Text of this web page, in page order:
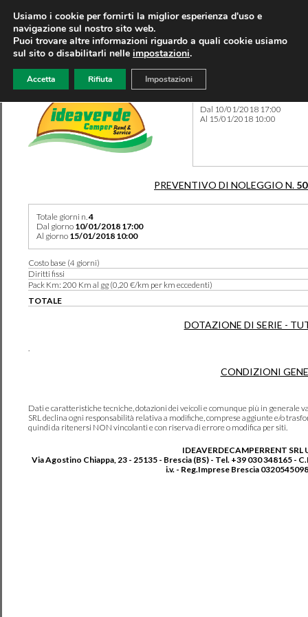
Dal 10/01/2018 17:00
Al 15/01/2018 10:00
PREVENTIVO DI NOLEGGIO N.
Totale giorni n.4
Dal giorno 10/01/2018 17:00
Al giorno 15/01/2018 10:00
Costo base (4 giorni)
Diritti fissi
Pack Km: 200 Km al gg (0,20 €/km per km eccedenti)
TOTALE
DOTAZIONE DI SERIE -
.
CONDIZIONI
Dati e caratteristiche tecniche, dotazioni dei veicoli e comunque più in generale
SRL declina ogni responsabilità relativa a modifiche, comprese aggiunte e/o
quindi da ritenersi NON vincolanti e con riserva di errore o modifica per siti.
IDEAVERDECAMPERRENT SRL
Via Agostino Chiappa, 23 - 25135 - Brescia (BS) - Tel. +39 030 348165 -
i.v. - Reg.Imprese Brescia
Usiamo i cookie per fornirti la miglior esperienza d'uso e
navigazione sul nostro sito web.
Puoi trovare altre informazioni riguardo a quali cookie usiamo
sul sito o disabilitarli nelle impostazioni.
Accetta Rifiuta Impostazioni